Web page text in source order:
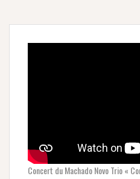
Concert du Machado Novo Trio «